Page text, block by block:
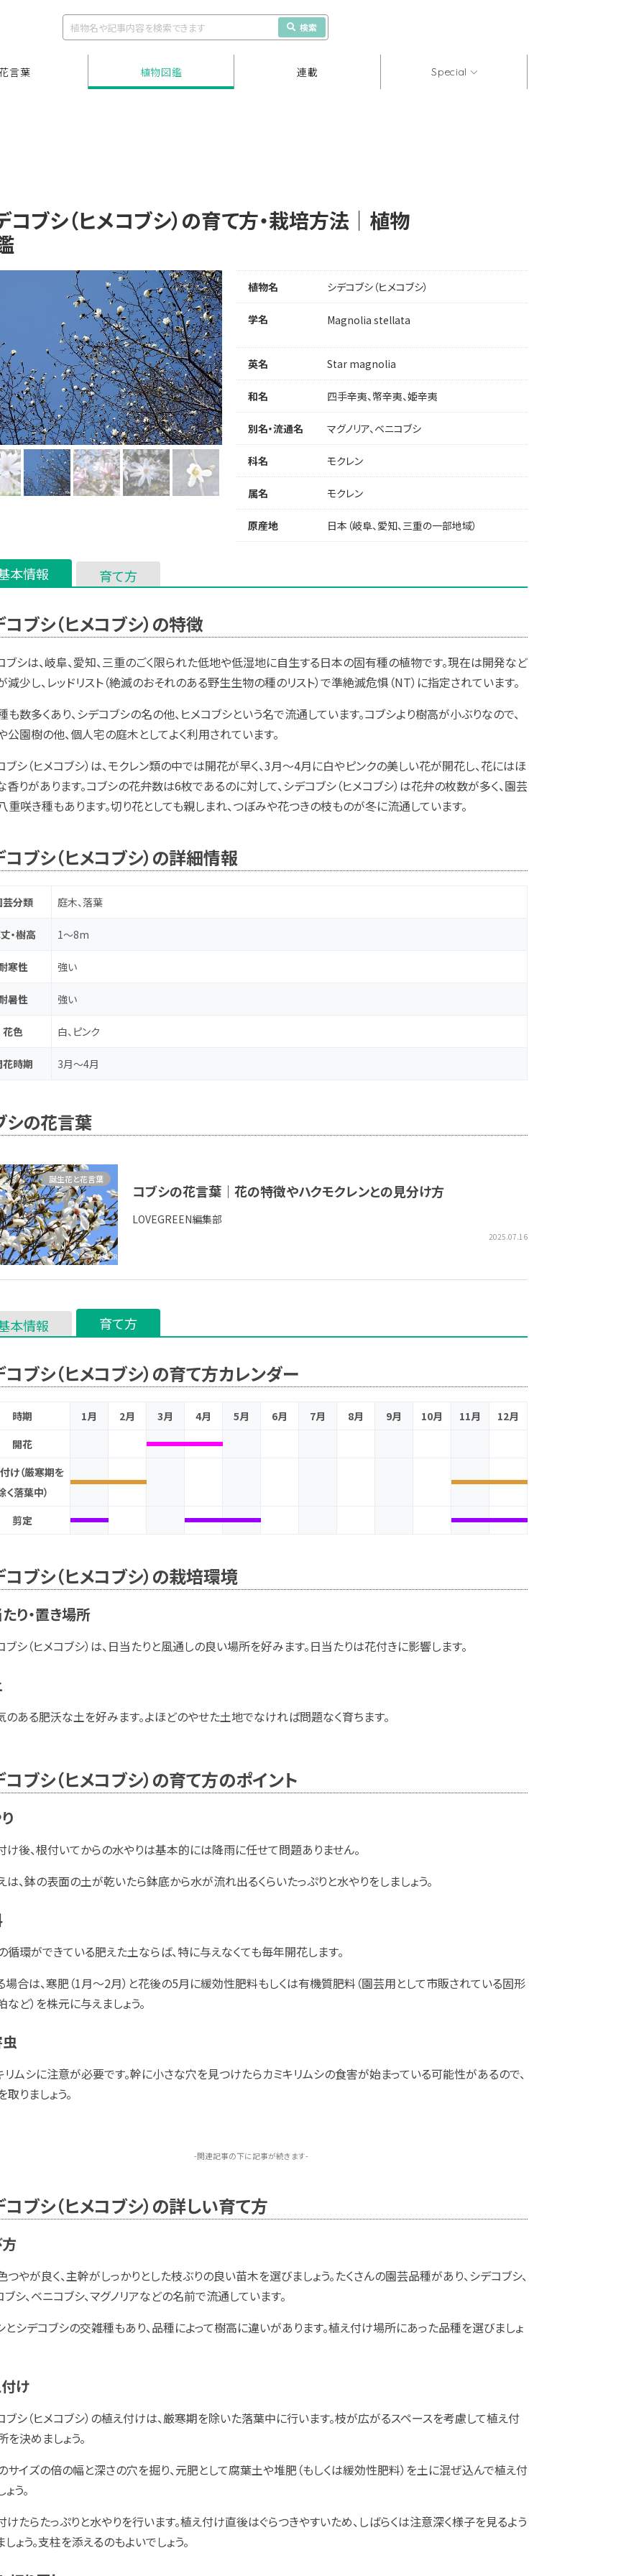
検索
言葉 植物図鑑 連載 Special
コブシ（ヒメコブシ）の育て方・栽培方法｜植物
植物名 シデコブシ（ヒメコブシ）
学名 Magnolia stellata
英名 Star magnolia
和名 四手辛夷、幣辛夷、姫辛夷
別名・流通名 マグノリア、ベニコブシ
科名 モクレン
属名 モクレン
原産地 日本（岐阜、愛知、三重の一部地域）
本情報 育て方
ブシ（ヒメコブシ）の特徴
ブシは、岐阜、愛知、三重のごく限られた低地や低湿地に自生する日本の固有種の植物です。現在は開発など
少し、レッドリスト（絶滅のおそれのある野生生物の種のリスト）で準絶滅危惧（NT）に指定されています。
も数多くあり、シデコブシの名の他、ヒメコブシという名で流通しています。コブシより樹高が小ぶりなので、
公園樹の他、個人宅の庭木としてよく利用されています。
ブシ（ヒメコブシ）は、モクレン類の中では開花が早く、3月～4月に白やピンクの美しい花が開花し、花にはほ
香りがあります。コブシの花弁数は6枚であるのに対して、シデコブシ（ヒメコブシ）は花弁の枚数が多く、園芸
重咲き種もあります。切り花としても親しまれ、つぼみや花つきの枝ものが冬に流通しています。
コブシ（ヒメコブシ）の詳細情報
芸分類 庭木、落葉
・樹高 1～8m
寒性 強い
暑性 強い
花色 白、ピンク
花時期 3月～4月
シの花言葉
コブシの花言葉｜花の特徴やハクモクレンとの見分け方
LOVEGREEN編集部
2025.07.16
誕生花と花言葉
本情報 育て方
ブシ（ヒメコブシ）の育て方カレンダー
時期 1月 2月 3月 4月 5月 6月 7月 8月 9月 10月 11月
12月
開花
け（厳寒期を
く落葉中）
剪定
コブシ（ヒメコブシ）の栽培環境
り・置き場所
ブシ（ヒメコブシ）は、日当たりと風通しの良い場所を好みます。日当たりは花付きに影響します。
のある肥沃な土を好みます。よほどのやせた土地でなければ問題なく育ちます。
ブシ（ヒメコブシ）の育て方のポイント
け後、根付いてからの水やりは基本的には降雨に任せて問題ありません。
は、鉢の表面の土が乾いたら鉢底から水が流れ出るくらいたっぷりと水やりをしましょう。
循環ができている肥えた土ならば、特に与えなくても毎年開花します。
場合は、寒肥（1月～2月）と花後の5月に緩効性肥料もしくは有機質肥料（園芸用として市販されている固形
など）を株元に与えましょう。
リムシに注意が必要です。幹に小さな穴を見つけたらカミキリムシの食害が始まっている可能性があるので、
りましょう。
-関連記事の下に記事が続きます-
ブシ（ヒメコブシ）の詳しい育て方
つやが良く、主幹がしっかりとした枝ぶりの良い苗木を選びましょう。たくさんの園芸品種があり、シデコブシ、
ブシ、ベニコブシ、マグノリアなどの名前で流通しています。
とシデコブシの交雑種もあり、品種によって樹高に違いがあります。植え付け場所にあった品種を選びましょ
け
ブシ（ヒメコブシ）の植え付けは、厳寒期を除いた落葉中に行います。枝が広がるスペースを考慮して植え付
を決めましょう。
サイズの倍の幅と深さの穴を掘り、元肥として腐葉土や堆肥（もしくは緩効性肥料）を土に混ぜ込んで植え付
う。
けたらたっぷりと水やりを行います。植え付け直後はぐらつきやすいため、しばらくは注意深く様子を見るよう
ょう。支柱を添えるのもよいでしょう。